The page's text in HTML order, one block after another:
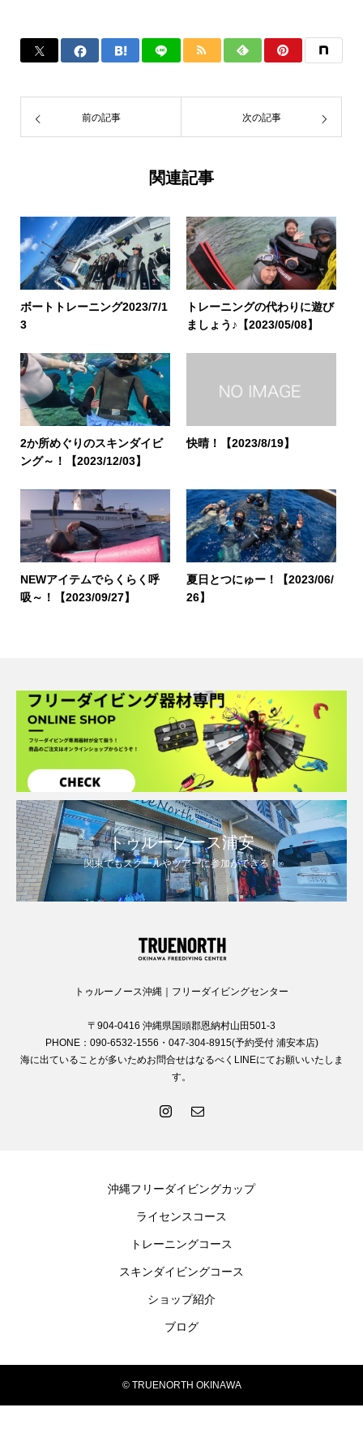
前の記事 次の記事
関連記事
ボートトレーニング2023/7/1
3
トレーニングの代わりに遊び
ましょう♪【2023/05/08】
2か所めぐりのスキンダイビ
ング～！【2023/12/03】
快晴！【2023/8/19】
NEWアイテムでらくらく呼
吸～！【2023/09/27】
夏日とつにゅー！【2023/06/
26】
トゥルーノース浦安
関東でもスクールやツアーに参加ができる！
トゥルーノース沖縄｜フリーダイビングセンター
〒904-0416 沖縄県国頭郡恩納村山田501-3
PHONE：090-6532-1556・047-304-8915(予約受付 浦安本店)
海に出ていることが多いためお問合せはなるべくLINEにてお願いいたしま
す。
沖縄フリーダイビングカップ
ライセンスコース
トレーニングコース
スキンダイビングコース
ショップ紹介
ブログ
© TRUENORTH OKINAWA